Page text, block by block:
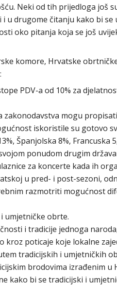
Neki od tih prijedloga još
u drugome čitanju kako bi se
oko pitanja koja se još
komore, Hrvatske
PDV-a od 10% za
zakonodavstva mogu
iskoristile su gotovo
Španjolska 8%, Francuska
ponudom drugim
za koncerte kada ih
u pred- i post-sezoni,
razmotriti mogućnost
umjetničke obrte.
i tradicije jednoga
kroz poticaje koje lokalne
tradicijskih i umjetničkih
brodovima izrađenim u
kako bi se tradicijski i